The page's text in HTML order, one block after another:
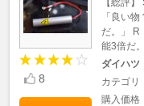
8
「良い
だ。」 R
能3倍だ
ダイハツ
カテゴリ
購入価格